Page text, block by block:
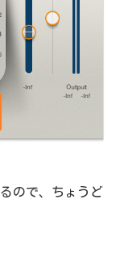
ので、ちょうど